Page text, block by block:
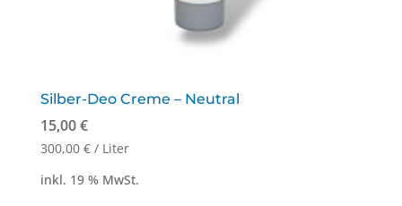
Silber-Deo Creme – Neutral
15,00€
300,00 €/ Liter
inkl. 19 % MwSt.